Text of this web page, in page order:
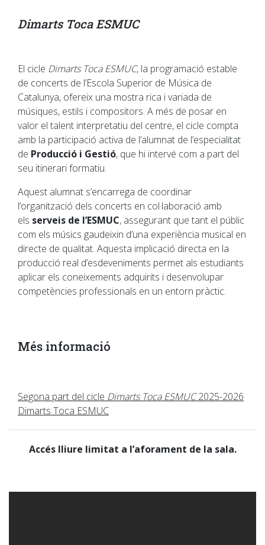
Dimarts Toca ESMUC
El cicle Dimarts Toca ESMUC, la programació estable
de concerts de l’Escola Superior de Música de
Catalunya, ofereix una mostra rica i variada de
músiques, estils i compositors. A més de posar en
valor el talent interpretatiu del centre, el cicle compta
amb la participació activa de l’alumnat de l’especialitat
de Producció i Gestió, que hi intervé com a part del
seu itinerari formatiu.
Aquest alumnat s’encarrega de coordinar
l’organització dels concerts en col·laboració amb
els serveis de l’ESMUC, assegurant que tant el públic
com els músics gaudeixin d’una experiència musical en
directe de qualitat. Aquesta implicació directa en la
producció real d’esdeveniments permet als estudiants
aplicar els coneixements adquirits i desenvolupar
competències professionals en un entorn pràctic.
Més informació
Segona part del cicle Dimarts Toca ESMUC2025-2026
Dimarts Toca ESMUC
Accés lliure limitat a l’aforament de la sala.